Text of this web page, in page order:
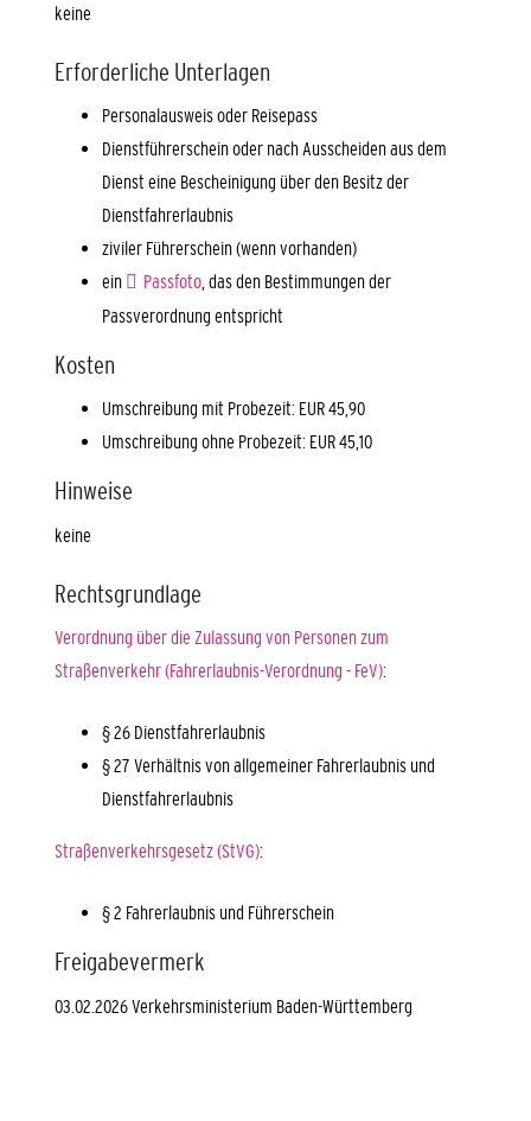
keine
Erforderliche Unterlagen
Personalausweis oder Reisepass
Dienstführerschein oder nach Ausscheiden aus dem
Dienst eine Bescheinigung über den Besitz der
Dienstfahrerlaubnis
ziviler Führerschein (wenn vorhanden)
ein
Passfoto, das den Bestimmungen der
Passverordnung entspricht
Kosten
Umschreibung mit Probezeit: EUR 45,90
Umschreibung ohne Probezeit: EUR 45,10
Hinweise
keine
Rechtsgrundlage
Verordnung über die Zulassung von Personen zum
Straßenverkehr (Fahrerlaubnis-Verordnung - FeV):
§ 26 Dienstfahrerlaubnis
§ 27 Verhältnis von allgemeiner Fahrerlaubnis und
Dienstfahrerlaubnis
Straßenverkehrsgesetz (StVG):
§ 2 Fahrerlaubnis und Führerschein
Freigabevermerk
03.02.2026Verkehrsministerium Baden-Württemberg